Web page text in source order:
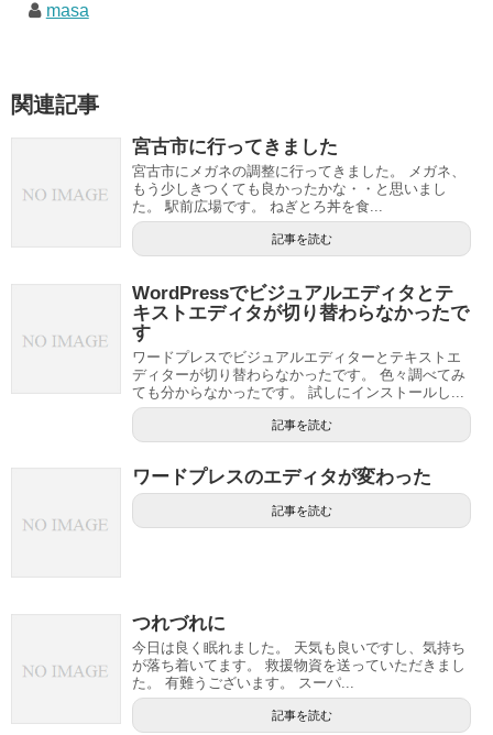
masa
関連記事
宮古市に行ってきました
宮古市にメガネの調整に行ってきました。 メガネ、
もう少しきつくても良かったかな・・と思いまし
た。 駅前広場です。 ねぎとろ丼を食...
記事を読む
WordPressでビジュアルエディタとテ
キストエディタが切り替わらなかったで
す
ワードプレスでビジュアルエディターとテキストエ
ディターが切り替わらなかったです。 色々調べてみ
ても分からなかったです。 試しにインストールし...
記事を読む
ワードプレスのエディタが変わった
記事を読む
つれづれに
今日は良く眠れました。 天気も良いですし、気持ち
が落ち着いてます。 救援物資を送っていただきまし
た。 有難うございます。 スーパ...
記事を読む